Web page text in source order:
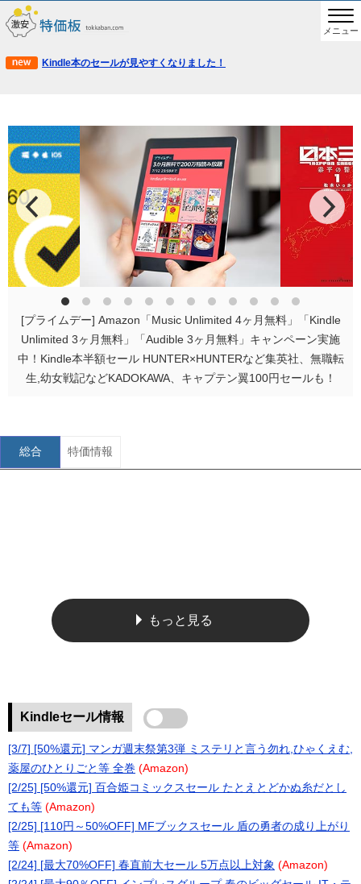
メニュー
Kindle本のセールが見やすくなりました！
[プライムデー] Amazon「Music Unlimited 4ヶ月無料」「Kindle
Unlimited 3ヶ月無料」「Audible 3ヶ月無料」キャンペーン実施
中！Kindle本半額セール HUNTER×HUNTERなど集英社、無職転
生,幼女戦記などKADOKAWA、キャプテン翼100円セールも！
総合 特価情報
もっと見る
Kindleセール情報
[3/7] [50%還元] マンガ週末祭第3弾 ミステリと言う勿れ,ひゃくえむ,
薬屋のひとりごと等 全巻 (Amazon)
[2/25] [50%還元] 百合姫コミックスセール たとえとどかぬ糸だとし
ても等 (Amazon)
[2/25] [110円～50%OFF] MFブックスセール 盾の勇者の成り上がり
等 (Amazon)
[2/24] [最大70%OFF] 春直前大セール 5万点以上対象 (Amazon)